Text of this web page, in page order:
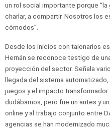
un rol social importante porque
charlar, a compartir. Nosotros los
cómodos”.
Desde los inicios con talonarios
Hernán se reconoce testigo de
proyección del sector. Señala
llegada del sistema
juegos y el impacto transformador
dudábamos, pero fue un antes y
online y al trabajo conjunto entre
agencias se han modernizado